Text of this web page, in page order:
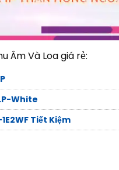
Âm Và Loa giá rẻ:
White
Tiết Kiệm